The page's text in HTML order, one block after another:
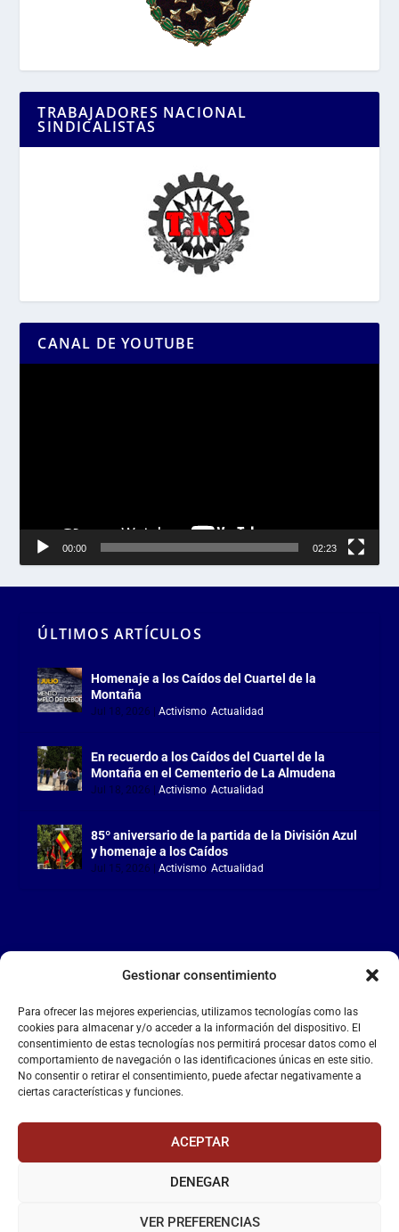
Gestionar consentimiento
Para ofrecer las mejores experiencias, utilizamos tecnologías como las
cookies para almacenar y/o acceder a la información del dispositivo. El
consentimiento de estas tecnologías nos permitirá procesar datos como el
comportamiento de navegación o las identificaciones únicas en este sitio.
No consentir o retirar el consentimiento, puede afectar negativamente a
ciertas características y funciones.
ACEPTAR
DENEGAR
VER PREFERENCIAS
TRABAJADORES NACIONAL
SINDICALISTAS
CANAL DE YOUTUBE
00:00 02:23
ÚLTIMOS ARTÍCULOS
Homenaje a los Caídos del Cuartel de la
Montaña
Jul 18, 2026 |Activismo,Actualidad
En recuerdo a los Caídos del Cuartel de la
Montaña en el Cementerio de La Almudena
Jul 18, 2026 |Activismo,Actualidad
85º aniversario de la partida de la División Azul
y homenaje a los Caídos
Jul 15, 2026 |Activismo,Actualidad
LA FALANGE
Reproductor
de
vídeo